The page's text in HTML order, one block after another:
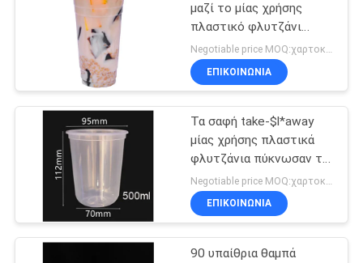
Το πλαστικό
παίρνει μαζί το
κιβώτιο
Καλάθι ατμοπλοίων
μπαμπού
μαζί το μίας χρήσης
πλαστικό φλυτζάνι
φουσκαλών σαφές για
το τσάι γάλακτος
φρούτων
ΕΠΙΚΟΙΝΩΝΙΑ
Τα σαφή take-$l*away
μίας χρήσης πλαστικά
φλυτζάνια πύκνωσαν τη
σε σχήμα υ 95
εσωτερική διάμετρο
500ml με τα καπάκια
ΕΠΙΚΟΙΝΩΝΙΑ
90 υπαίθρια θαμπά